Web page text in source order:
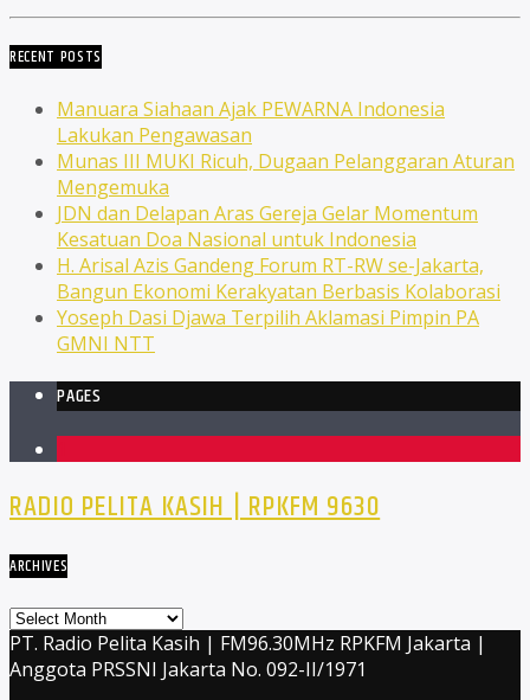
RECENT POSTS
Manuara Siahaan Ajak PEWARNA Indonesia
Lakukan Pengawasan
Munas III MUKI Ricuh, Dugaan Pelanggaran Aturan
Mengemuka
JDN dan Delapan Aras Gereja Gelar Momentum
Kesatuan Doa Nasional untuk Indonesia
H. Arisal Azis Gandeng Forum RT-RW se-Jakarta,
Bangun Ekonomi Kerakyatan Berbasis Kolaborasi
Yoseph Dasi Djawa Terpilih Aklamasi Pimpin PA
GMNI NTT
PAGES
RADIO PELITA KASIH | RPKFM 9630
ARCHIVES
Archives
PT. Radio Pelita Kasih | FM96.30MHz RPKFM Jakarta |
Anggota PRSSNI Jakarta No. 092-II/1971